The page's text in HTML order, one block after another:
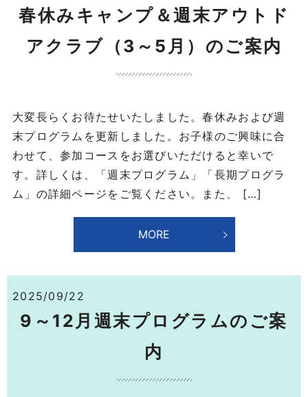
春休みキャンプ＆週末アウトド
アクラブ（3～5月）のご案内
大変長らくお待たせいたしました。春休みおよび週
末プログラムを更新しました。お子様のご興味に合
わせて、参加コースをお選びいただけると幸いで
す。詳しくは、「週末プログラム」「長期プログラ
ム」の詳細ページをご覧ください。また、 […]
MORE
2025/09/22
9～12月週末プログラムのご案
内